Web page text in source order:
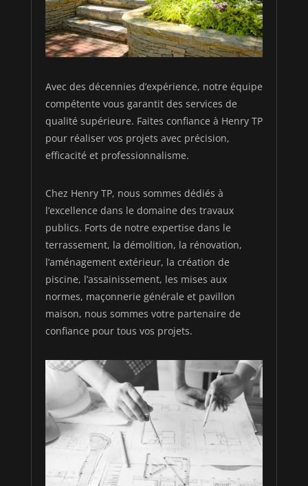
Avec des décennies d’expérience, notre équipe
compétente vous garantit des services de
qualité supérieure. Faites confiance à Henry TP
pour réaliser vos projets avec précision,
efficacité et professionnalisme.
Chez Henry TP, nous sommes dédiés à
l’excellence dans le domaine des travaux
publics. Forts de notre expertise dans le
terrassement, la démolition, la rénovation,
l’aménagement extérieur, la création de
piscine, l’assainissement, les mises aux
normes, maçonnerie générale et pavillon
maison, nous sommes votre partenaire de
confiance pour tous vos projets.